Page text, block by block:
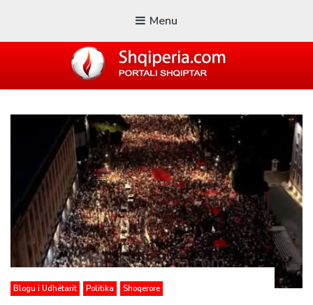
Menu
Blogu i ShqiperiaCom
Blogu i Udhëtarit Politika Shoqerore